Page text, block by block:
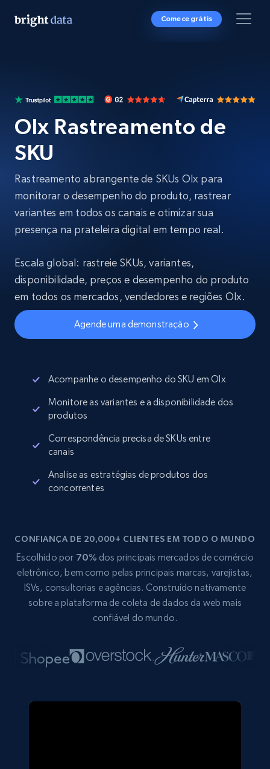
Comece grátis
Olx Rastreamento de
SKU
Rastreamento abrangente de SKUs Olx para
monitorar o desempenho do produto, rastrear
variantes em todos os canais e otimizar sua
presença na prateleira digital em tempo real.
Escala global: rastreie SKUs, variantes,
disponibilidade, preços e desempenho do produto
em todos os mercados, vendedores e regiões Olx.
Agende uma demonstração
Acompanhe o desempenho do SKU em Olx
Monitore as variantes e a disponibilidade dos
produtos
Correspondência precisa de SKUs entre
canais
Analise as estratégias de produtos dos
concorrentes
CONFIANÇA DE 20,000+ CLIENTES EM TODO O MUNDO
Escolhido por 70% dos principais mercados de comércio
eletrônico, bem como pelas principais marcas, varejistas,
ISVs, consultorias e agências. Construído nativamente
sobre a plataforma de coleta de dados da web mais
confiável do mundo.